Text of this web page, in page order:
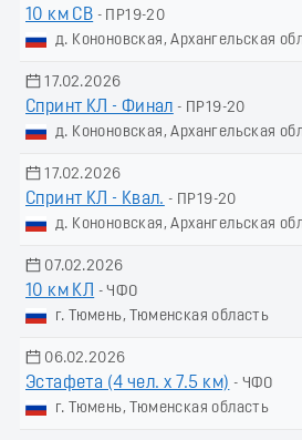
10 км СВ - ПР19-20
д. Кононовская, Архангельская
17.02.2026
Спринт КЛ - Финал - ПР19-20
д. Кононовская, Архангельская
17.02.2026
Спринт КЛ - Квал. - ПР19-20
д. Кононовская, Архангельская
07.02.2026
10 км КЛ
- ЧФО
г. Тюмень, Тюменская область
06.02.2026
Эстафета (4 чел. х 7.5 км) - ЧФО
г. Тюмень, Тюменская область